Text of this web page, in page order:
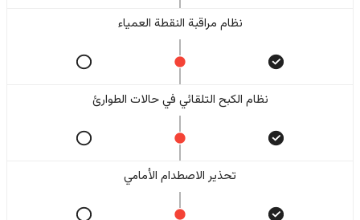
نظام مراقبة النقطة العمياء
نظام الكبح التلقائي في حالات الطوارئ
تحذير الاصطدام الأمامي